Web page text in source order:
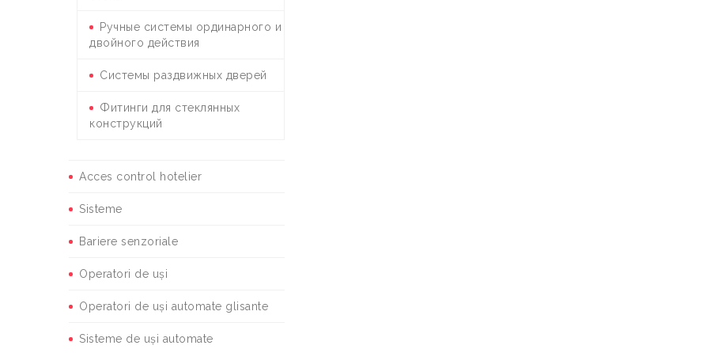
Ручные системы ординарного и
двойного действия
Системы раздвижных дверей
Фитинги для стеклянных
конструкций
Acces control hotelier
Sisteme
Bariere senzoriale
Operatori de uși
Operatori de uși automate glisante
Sisteme de uși automate